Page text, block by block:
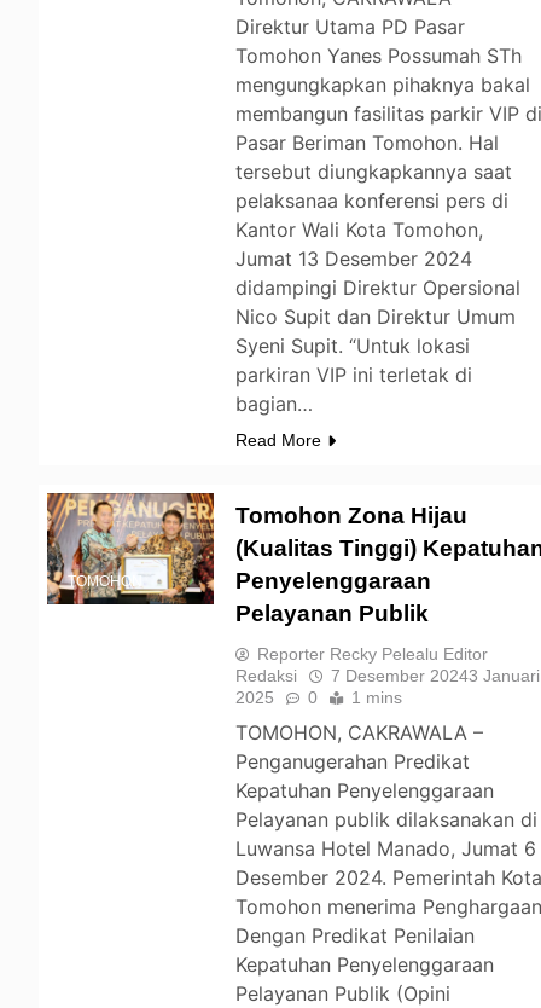
Direktur Utama PD Pasar
Tomohon Yanes Possumah STh
mengungkapkan pihaknya bakal
membangun fasilitas parkir VIP
Pasar Beriman Tomohon. Hal
tersebut diungkapkannya saat
pelaksanaa konferensi pers di
Kantor Wali Kota Tomohon,
Jumat 13 Desember 2024
didampingi Direktur Opersional
Nico Supit dan Direktur Umum
Syeni Supit. “Untuk lokasi
parkiran VIP ini terletak di
bagian…
Read More
TOMOHON
Tomohon Zona Hijau
(Kualitas Tinggi)
Penyelenggaraan
Pelayanan Publik
Reporter Recky Pelealu Editor
Redaksi
7 Desember 20243 Januari
2025
0 1 mins
TOMOHON, CAKRAWALA –
Penganugerahan Predikat
Kepatuhan Penyelenggaraan
Pelayanan publik dilaksanakan di
Luwansa Hotel Manado, Jumat 6
Desember 2024. Pemerintah
Tomohon menerima
Dengan Predikat Penilaian
Kepatuhan Penyelenggaraan
Pelayanan Publik (Opini